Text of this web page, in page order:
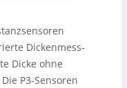
Dickenmess-
Dicke ohne
P3-Sensoren